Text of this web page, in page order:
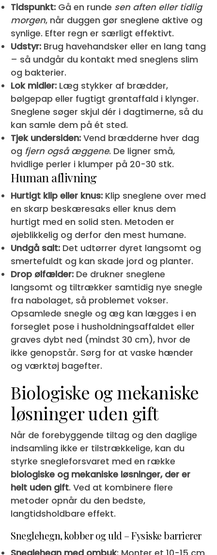
Tidspunkt: Gå en runde sen aften eller tidlig
morgen, når duggen gør sneglene aktive og
synlige. Efter regn er særligt effektivt.
Udstyr: Brug havehandsker eller en lang tang
– så undgår du kontakt med sneglens slim
og bakterier.
Lok midler: Læg stykker af brædder,
bølgepap eller fugtigt grøntaffald i klynger.
Sneglene søger skjul dér i dagtimerne, så du
kan samle dem på ét sted.
Tjek undersiden: Vend brædderne hver dag
og fjern også æggene. De ligner små,
hvidlige perler i klumper på 20-30 stk.
Human aflivning
Hurtigt klip eller knus: Klip sneglene over med
en skarp beskæresaks eller knus dem
hurtigt med en solid sten. Metoden er
øjeblikkelig og derfor den mest humane.
Undgå salt: Det udtørrer dyret langsomt og
smertefuldt og kan skade jord og planter.
Drop ølfælder: De drukner sneglene
langsomt og tiltrækker samtidig nye snegle
fra nabolaget, så problemet vokser.
Opsamlede snegle og æg kan lægges i en
forseglet pose i husholdningsaffaldet eller
graves dybt ned (mindst 30 cm), hvor de
ikke genopstår. Sørg for at vaske hænder
og værktøj bagefter.
Biologiske og mekaniske
løsninger uden gift
Når de forebyggende tiltag og den daglige
indsamling ikke er tilstrækkelige, kan du
styrke snegleforsvaret med en række
biologiske og mekaniske løsninger, der er
helt uden gift. Ved at kombinere flere
metoder opnår du den bedste,
langtidsholdbare effekt.
Sneglehegn, kobber og uld – Fysiske barrierer